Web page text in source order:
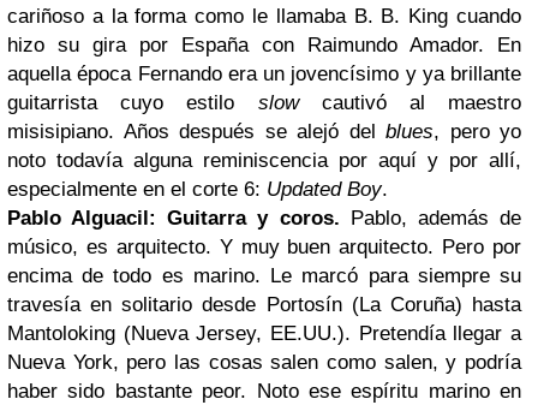
cariñoso a la forma como le llamaba B. B. King cuando
hizo su gira por España con Raimundo Amador. En
aquella época Fernando era un jovencísimo y ya brillante
guitarrista cuyo estilo slowcautivó al maestro
misisipiano. Años después se alejó del blues, pero yo
noto todavía alguna reminiscencia por aquí y por allí,
especialmente en el corte 6: Updated Boy.
Pablo Alguacil: Guitarra y coros. Pablo, además de
músico, es arquitecto. Y muy buen arquitecto. Pero por
encima de todo es marino. Le marcó para siempre su
travesía en solitario desde Portosín (La Coruña) hasta
Mantoloking (Nueva Jersey, EE.UU.). Pretendía llegar a
Nueva York, pero las cosas salen como salen, y podría
haber sido bastante peor. Noto ese espíritu marino en